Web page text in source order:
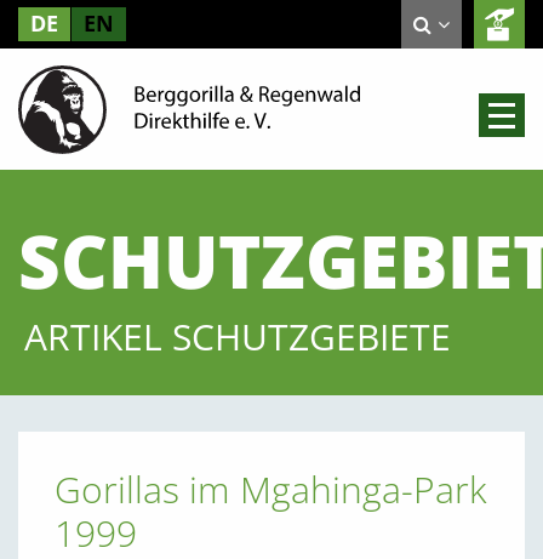
DE EN
ARTIKEL SCHUTZGEBIETE
Gorillas im Mgahinga-Park
1999